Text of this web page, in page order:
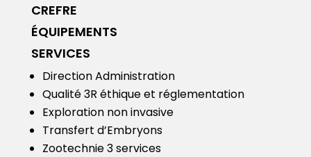
CREFRE
ÉQUIPEMENTS
SERVICES
Direction Administration
Qualité3R éthique et réglementation
Exploration non invasive
Transfert d’Embryons
Zootechnie 3 services